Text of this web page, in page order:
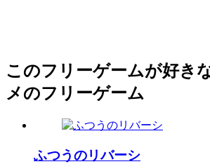
このフリーゲームが好き
メのフリーゲーム
ふつうのリバーシ